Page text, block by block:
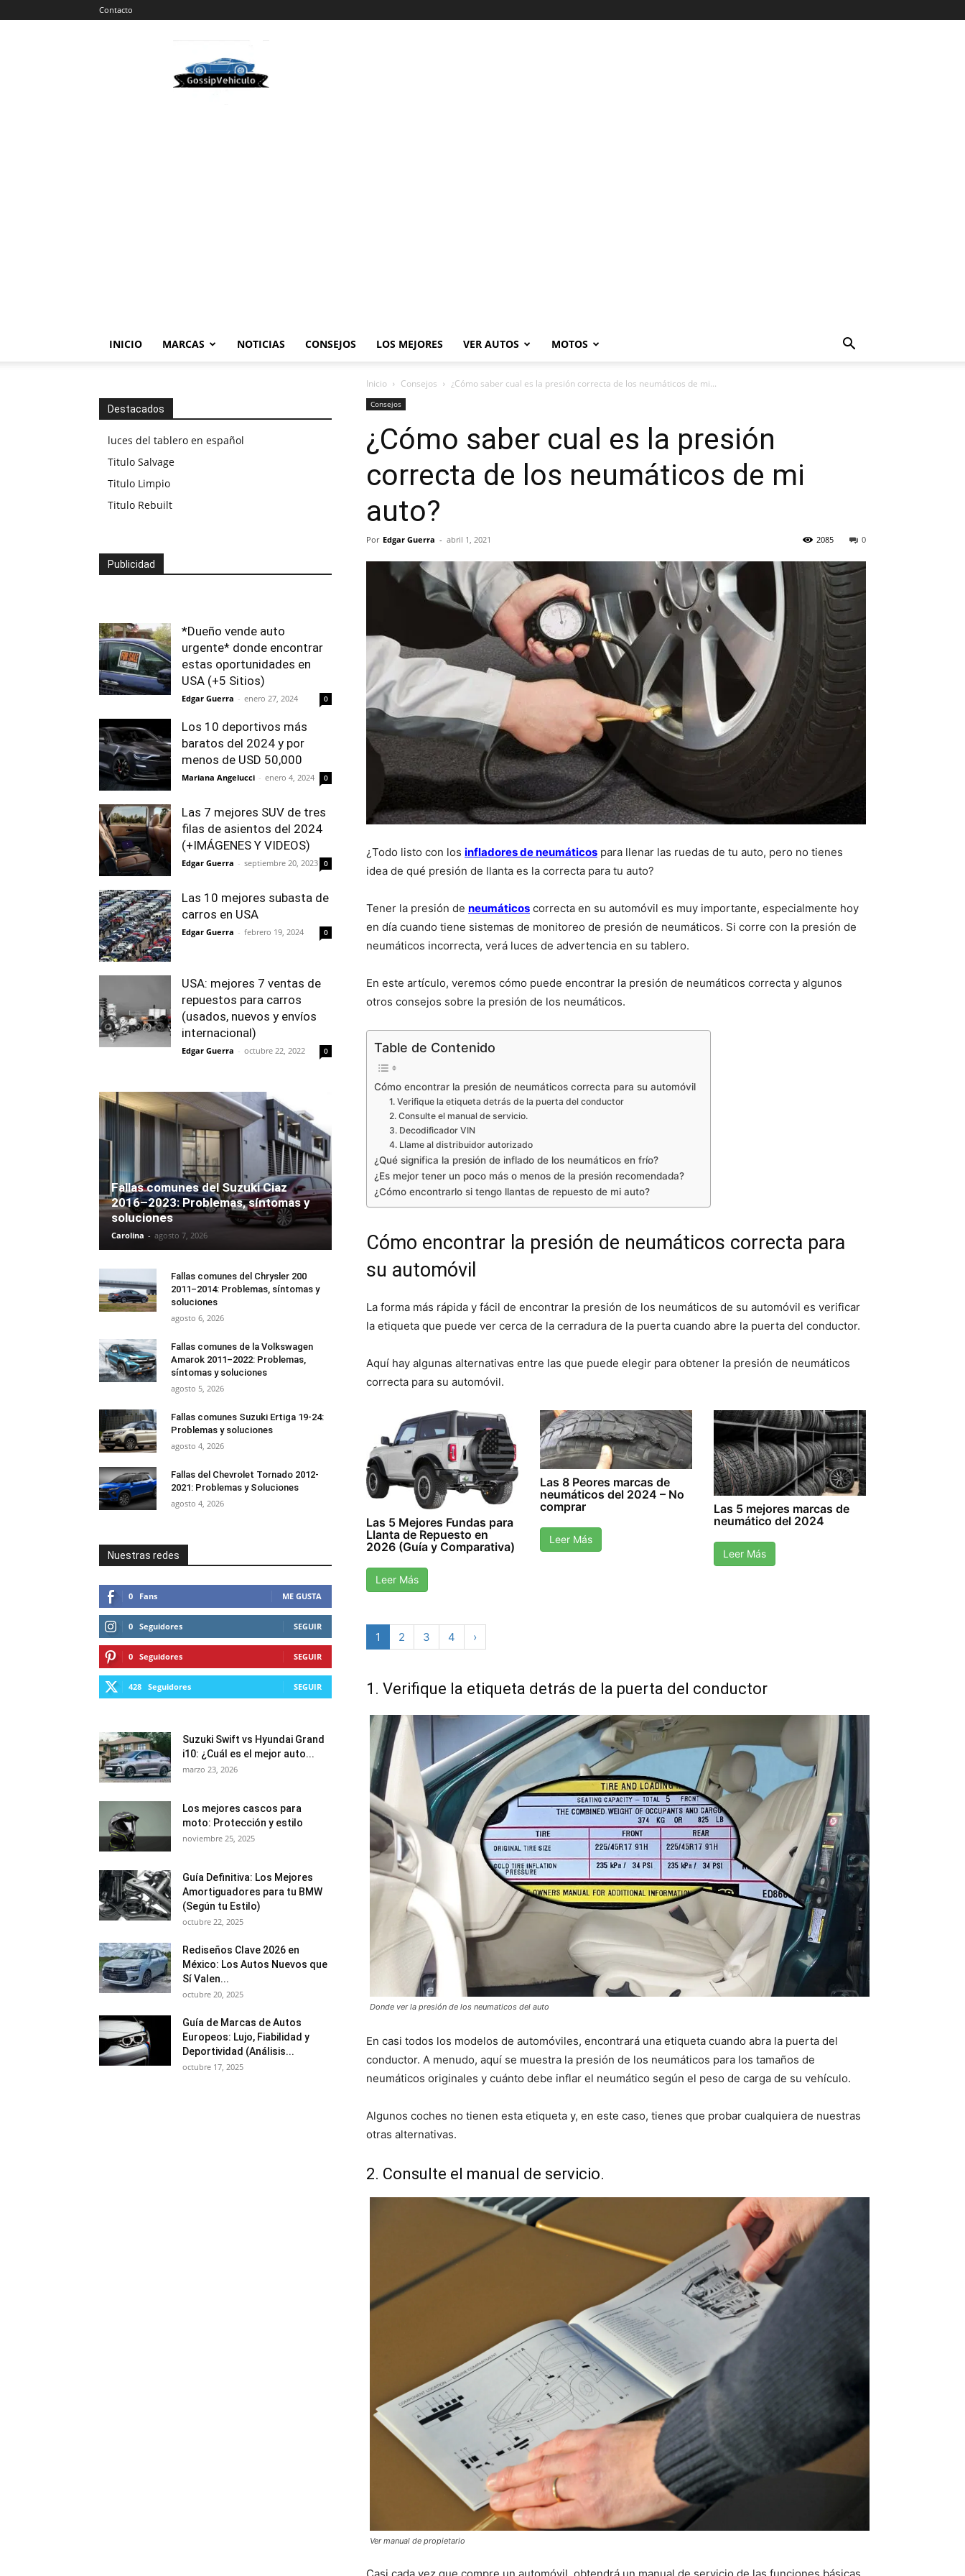
Contacto
Vehiculos
INICIO MARCAS NOTICIAS CONSEJOS LOS MEJORES VER AUTOS MOTOS
Inicio Consejos ¿Cómo saber cual es la presión correcta de los neumáticos de mi...
Consejos
¿Cómo saber cual es la presión
correcta de los neumáticos de mi
auto?
Por Edgar Guerra - abril 1, 2021 0
2085
¿Todo listo con los infladores de neumáticos para llenar las ruedas de tu auto, pero no tienes
idea de qué presión de llanta es la correcta para tu auto?
Tener la presión de neumáticos correcta en su automóvil es muy importante, especialmente hoy
en día cuando tiene sistemas de monitoreo de presión de neumáticos. Si corre con la presión de
neumáticos incorrecta, verá luces de advertencia en su tablero.
En este artículo, veremos cómo puede encontrar la presión de neumáticos correcta y algunos
otros consejos sobre la presión de los neumáticos.
Table de Contenido
Cómo encontrar la presión de neumáticos correcta para su automóvil
1. Verifique la etiqueta detrás de la puerta del conductor
2. Consulte el manual de servicio.
3. Decodificador VIN
4. Llame al distribuidor autorizado
¿Qué significa la presión de inflado de los neumáticos en frío?
¿Es mejor tener un poco más o menos de la presión recomendada?
¿Cómo encontrarlo si tengo llantas de repuesto de mi auto?
Cómo encontrar la presión de neumáticos correcta para
su automóvil
La forma más rápida y fácil de encontrar la presión de los neumáticos de su automóvil es verificar
la etiqueta que puede ver cerca de la cerradura de la puerta cuando abre la puerta del conductor.
Aquí hay algunas alternativas entre las que puede elegir para obtener la presión de neumáticos
correcta para su automóvil.
Las 5 Mejores Fundas para
Llanta de Repuesto en
2026 (Guía y Comparativa)
Leer Más
Las 8 Peores marcas de
neumáticos del 2024 – No
comprar
Leer Más
Las 5 mejores marcas de
neumático del 2024
Leer Más
1 2 3 4 ›
1. Verifique la etiqueta detrás de la puerta del conductor
Donde ver la presión de los neumaticos del auto
En casi todos los modelos de automóviles, encontrará una etiqueta cuando abra la puerta del
conductor. A menudo, aquí se muestra la presión de los neumáticos para los tamaños de
neumáticos originales y cuánto debe inflar el neumático según el peso de carga de su vehículo.
Algunos coches no tienen esta etiqueta y, en este caso, tienes que probar cualquiera de nuestras
otras alternativas.
2. Consulte el manual de servicio.
Ver manual de propietario
Casi cada vez que compre un automóvil, obtendrá un manual de servicio de las funciones básicas
Destacados
luces del tablero en español
Titulo Salvage
Titulo Limpio
Titulo Rebuilt
Publicidad
*Dueño vende auto
urgente* donde encontrar
estas oportunidades en
USA (+5 Sitios)
Edgar Guerra - enero 27, 2024 0
Los 10 deportivos más
baratos del 2024 y por
menos de USD 50,000
Mariana Angelucci - enero 4, 2024 0
Las 7 mejores SUV de tres
filas de asientos del 2024
(+IMÁGENES Y VIDEOS)
Edgar Guerra - septiembre 20, 2023 0
Las 10 mejores subasta de
carros en USA
Edgar Guerra - febrero 19, 2024 0
USA: mejores 7 ventas de
repuestos para carros
(usados, nuevos y envíos
internacional)
Edgar Guerra - octubre 22, 2022 0
Fallas comunes del Suzuki Ciaz
2016–2023: Problemas, síntomas y
soluciones
Carolina - agosto 7, 2026
Fallas comunes del Chrysler 200
2011–2014: Problemas, síntomas y
soluciones
agosto 6, 2026
Fallas comunes de la Volkswagen
Amarok 2011–2022: Problemas,
síntomas y soluciones
agosto 5, 2026
Fallas comunes Suzuki Ertiga 19-24:
Problemas y soluciones
agosto 4, 2026
Fallas del Chevrolet Tornado 2012-
2021: Problemas y Soluciones
agosto 4, 2026
Nuestras redes
0 Fans ME GUSTA
0 Seguidores SEGUIR
0 Seguidores SEGUIR
428 Seguidores SEGUIR
Suzuki Swift vs Hyundai Grand
i10: ¿Cuál es el mejor auto...
marzo 23, 2026
Los mejores cascos para
moto: Protección y estilo
noviembre 25, 2025
Guía Definitiva: Los Mejores
Amortiguadores para tu BMW
(Según tu Estilo)
octubre 22, 2025
Rediseños Clave 2026 en
México: Los Autos Nuevos que
Sí Valen...
octubre 20, 2025
Guía de Marcas de Autos
Europeos: Lujo, Fiabilidad y
Deportividad (Análisis...
octubre 17, 2025